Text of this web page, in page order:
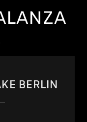
BERLIN